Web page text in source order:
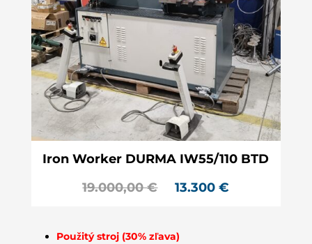
Iron Worker DURMA IW55/110 BTD
19.000,00€ 13.300€
Použitý stroj (30% zľava)